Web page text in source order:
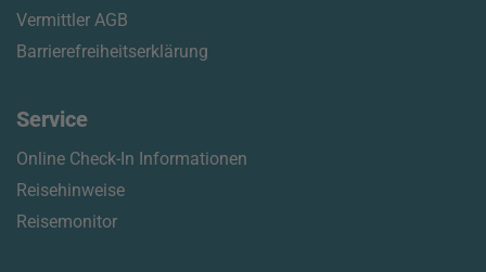
Vermittler AGB
Barrierefreiheitserklärung
Service
Online Check-In Informationen
Reisehinweise
Reisemonitor